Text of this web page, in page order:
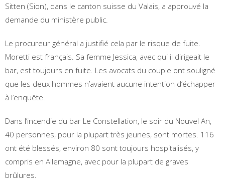
Sitten (Sion), dans le canton suisse du Valais, a approuvé la
demande du ministère public.
Le procureur général a justifié cela par le risque de fuite.
Moretti est français. Sa femme Jessica, avec qui il dirigeait le
bar, est toujours en fuite. Les avocats du couple ont souligné
que les deux hommes n’avaient aucune intention d’échapper
à l’enquête.
Dans l’incendie du bar Le Constellation, le soir du Nouvel An,
40 personnes, pour la plupart très jeunes, sont mortes. 116
ont été blessés, environ 80 sont toujours hospitalisés, y
compris en Allemagne, avec pour la plupart de graves
brûlures.